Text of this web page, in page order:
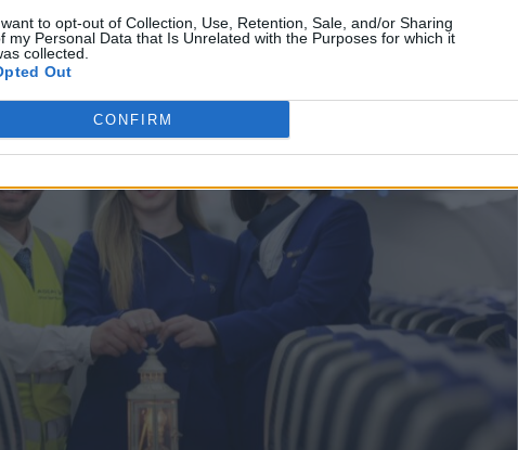
to opt-out of Collection, Use, Retention, Sale, and/or Sharing
my Personal Data that Is Unrelated with the Purposes for which it
collected.
Out
CONFIRM